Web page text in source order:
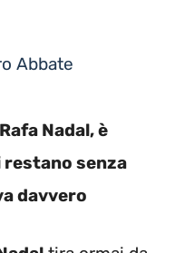
Abbate
Nadal, è
senza
davvero